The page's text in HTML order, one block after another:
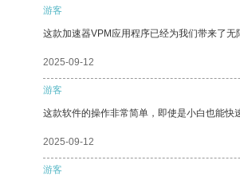
游客
这款加速器VPM应用程序已经为我们带来了无
2025-09-12
游客
这款软件的操作非常简单，即使是小白也能快
2025-09-12
游客